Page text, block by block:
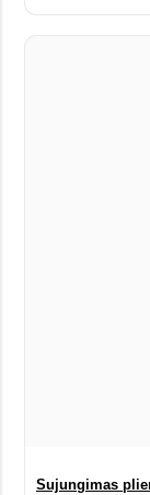
Sujungimas